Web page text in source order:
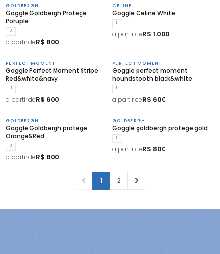
GOLDBERGH
Goggle Goldbergh Protege
Poruple
U
a partir deR$ 800
CELINE
Goggle Celine White
U
a partir deR$ 1.000
PERFECT MOMENT
Goggle Perfect Moment Stripe
Red&white&navy
U
a partir deR$ 600
PERFECT MOMENT
Goggle perfect moment
houndstooth black&white
U
a partir deR$ 600
GOLDBERGH
Goggle Goldbergh protege
Orange&Red
U
a partir deR$ 800
GOLDBERGH
Goggle goldbergh protege gold
U
a partir deR$ 800
1 2